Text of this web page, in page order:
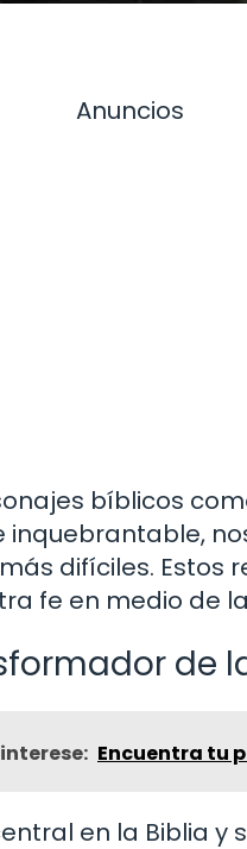
Anuncios
bíblicos
inquebrantable,
difíciles. Estos
fe en medio de
de
Encuentra tu
en la Biblia